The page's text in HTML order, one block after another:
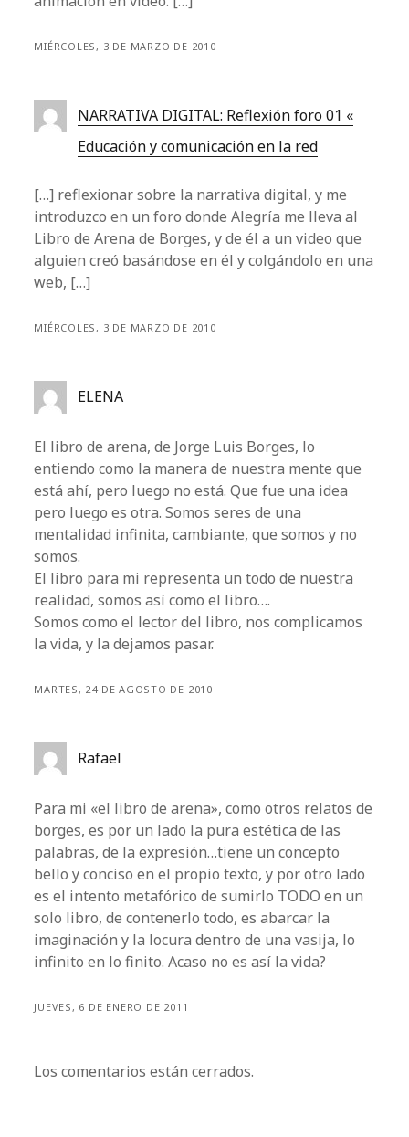
MIÉRCOLES, 3 DE MARZO DE 2010
NARRATIVA DIGITAL: Reflexión foro 01 «
Educación y comunicación en la red
[…] reflexionar sobre la narrativa digital, y me
introduzco en un foro donde Alegría me lleva al
Libro de Arena de Borges, y de él a un video que
alguien creó basándose en él y colgándolo en una
web, […]
MIÉRCOLES, 3 DE MARZO DE 2010
ELENA
El libro de arena, de Jorge Luis Borges, lo
entiendo como la manera de nuestra mente que
está ahí, pero luego no está. Que fue una idea
pero luego es otra. Somos seres de una
mentalidad infinita, cambiante, que somos y no
somos.
El libro para mi representa un todo de nuestra
realidad, somos así como el libro….
Somos como el lector del libro, nos complicamos
la vida, y la dejamos pasar.
MARTES, 24 DE AGOSTO DE 2010
Rafael
Para mi «el libro de arena», como otros relatos de
borges, es por un lado la pura estética de las
palabras, de la expresión…tiene un concepto
bello y conciso en el propio texto, y por otro lado
es el intento metafórico de sumirlo TODO en un
solo libro, de contenerlo todo, es abarcar la
imaginación y la locura dentro de una vasija, lo
infinito en lo finito. Acaso no es así la vida?
JUEVES, 6 DE ENERO DE 2011
Los comentarios están cerrados.